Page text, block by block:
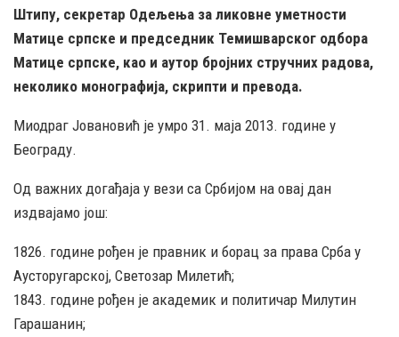
Штипу, секретар Одељења за ликовне уметности
Матице српске и председник Темишварског одбора
Матице српске, као и аутор бројних стручних радова,
неколико монографија, скрипти и превода.
Миодраг Јовановић је умро 31. маја 2013. године у
Београду.
Од важних догађаја у вези са Србијом на овај дан
издвајамо још:
1826. године рођен је правник и борац за права Срба у
Аусторугарској, Светозар Милетић;
1843. године рођен је академик и политичар Милутин
Гарашанин;